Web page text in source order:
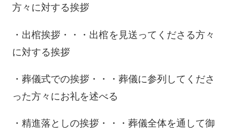
方々に対する挨拶
・出棺挨拶・・・出棺を見送ってくださる方々
に対する挨拶
・葬儀式での挨拶・・・葬儀に参列してくださ
った方々にお礼を述べる
・精進落としの挨拶・・・葬儀全体を通して御